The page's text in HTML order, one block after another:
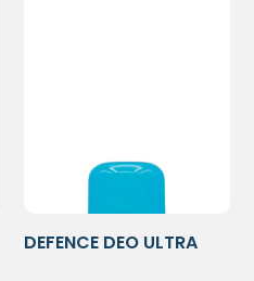
DEFENCE DEO ULTRA